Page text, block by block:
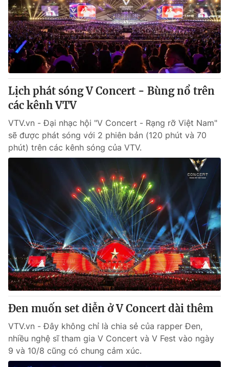
Lịch phát sóng V Concert - Bùng nổ trên
các kênh VTV
VTV.vn - Đại nhạc hội "V Concert - Rạng rỡ Việt Nam"
sẽ được phát sóng với 2 phiên bản (120 phút và 70
phút) trên các kênh sóng của VTV.
Đen muốn set diễn ở V Concert dài thêm
VTV.vn - Đây không chỉ là chia sẻ của rapper Đen,
nhiều nghệ sĩ tham gia V Concert và V Fest vào ngày
9 và 10/8 cũng có chung cảm xúc.